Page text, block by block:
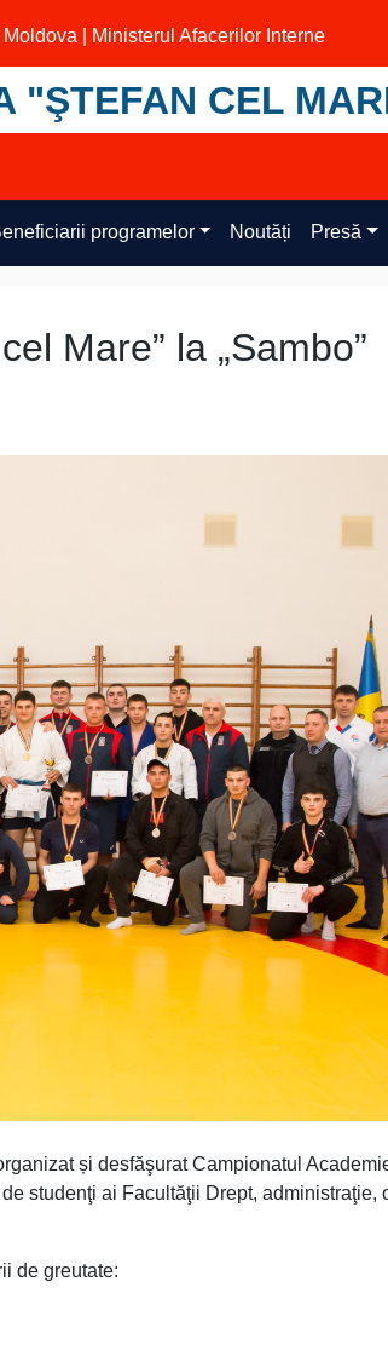
| Ministerul Afacerilor Interne
"ŞTEFAN CEL
programelor Noutăți Presă
Mare” la „Sambo”
și desfăşurat Campionatul
studenţi ai Facultăţii Drept, administraţie,
de greutate: